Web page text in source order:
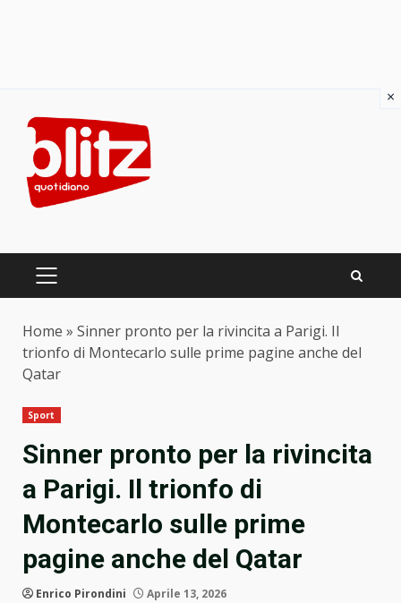
content
PRIMARY
Home » Sinner pronto per la rivincita a Parigi. Il
trionfo di Montecarlo sulle prime pagine anche del
Qatar
Sport
Sinner pronto per la rivincita
a Parigi. Il trionfo di
Montecarlo sulle prime
pagine anche del Qatar
Enrico Pirondini Aprile 13, 2026
×